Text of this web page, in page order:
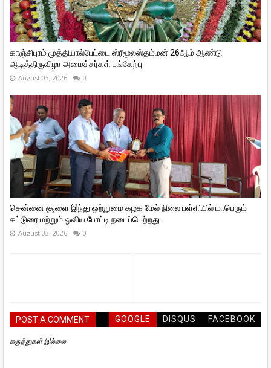
காஞ்சிபுரம் முத்தியால்பேட்டை ஸ்ரீமூலஸ்தம்மன் 26ஆம் ஆண்டு
ஆடித்திருவிழா அமைச்சர்கள் பங்கேற்பு
August 03, 2026 0
சென்னை சூளை இந்து ஒற்றுமை கழக மேல் நிலை பள்ளியில் மாபெரும்
கட்டுரை மற்றும் ஓவிய போட்டி நடைப்பெற்றது.
August 03, 2026 0
POST A COMMENT GOOGLE DISQUS FACEBOOK
கருத்துகள் இல்லை